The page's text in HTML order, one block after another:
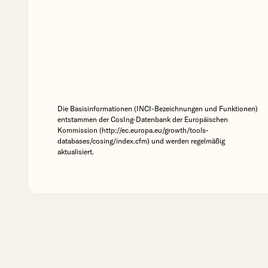
Die Basisinformationen (INCI-Bezeichnungen und Funktionen)
entstammen der CosIng-Datenbank der Europäischen
Kommission (http://ec.europa.eu/growth/tools-
databases/cosing/index.cfm) und werden regelmäßig
aktualisiert.